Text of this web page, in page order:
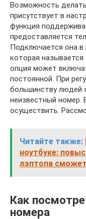
Возможность
присутствует в
функция
предоставляется
Подключается она в
которая называется
опция может
постоянной. При
большинству людей
неизвестный номер.
осуществить.
Читайте также:
ноутбуке:
лэптопа
Как
номера